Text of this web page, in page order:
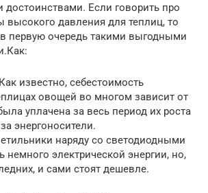
Если говорить про
высокого давления для теплиц, то
первую очередь такими выгодными
известно, себестоимость
овощей во многом зависит от
уплачена за весь период их роста
энергоносители.
наряду со светодиодными
немного электрической энергии, но,
и сами стоят дешевле.